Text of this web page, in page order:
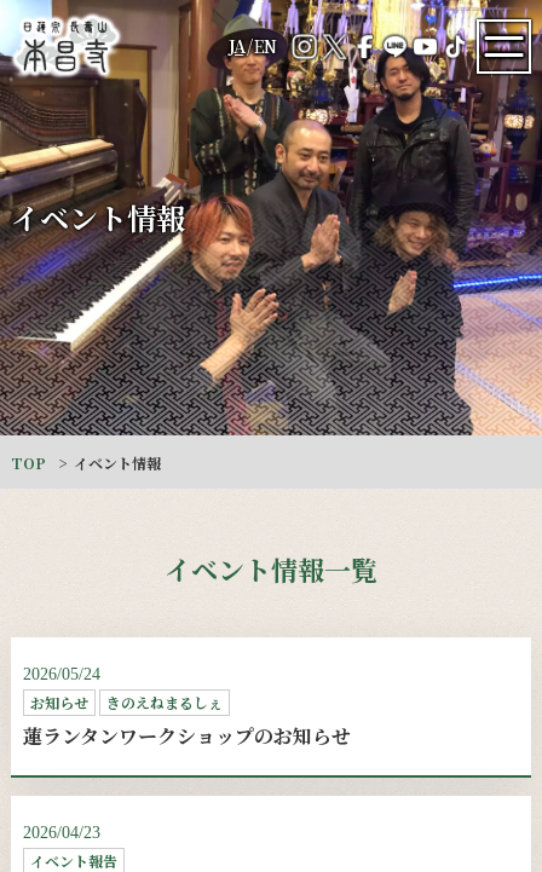
JA/EN
イベント情報
TOP イベント情報
イベント情報一覧
2026/05/24
お知らせ きのえねまるしぇ
蓮ランタンワークショップのお知らせ
2026/04/23
イベント報告